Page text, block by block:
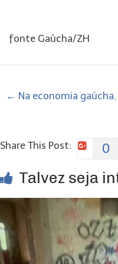
fonte Gaúcha/ZH
← Na economia
Share This Post:
0
Talvez seja